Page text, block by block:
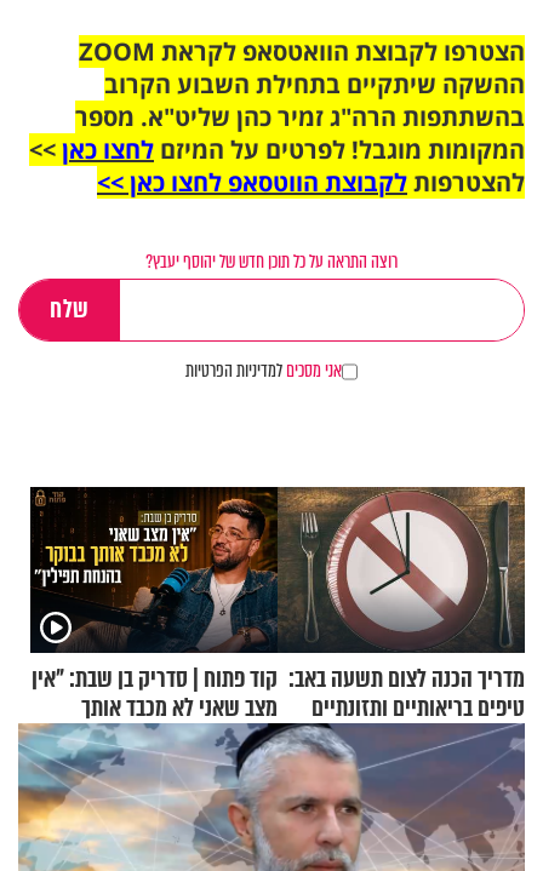
הצטרפו לקבוצת הוואטסאפ לקראת ZOOM
ההשקה שיתקיים בתחילת השבוע הקרוב
בהשתתפות הרה"ג זמיר כהן שליט"א. מספר
המקומות מוגבל! לפרטים על המיזם לחצו כאן>>
להצטרפותלקבוצת הווטסאפ לחצו כאן >>
רוצה התראה על כל תוכן חדש של יהוסף יעבץ?
אני מסכיםלמדיניות הפרטיות
מדריך הכנה לצום תשעה באב:
טיפים בריאותיים ותזונתיים
לשמירה על הגוף
קוד פתוח | סדריק בן שבת: "אין
מצב שאני לא מכבד אותך
בבוקר בהנחת תפילין"